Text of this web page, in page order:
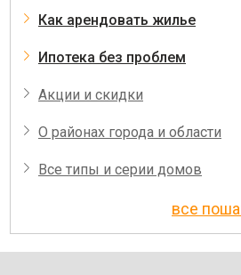
Как арендовать жилье
Ипотека без проблем
Акции и скидки
О районах города и области
Все типы и серии домов
все